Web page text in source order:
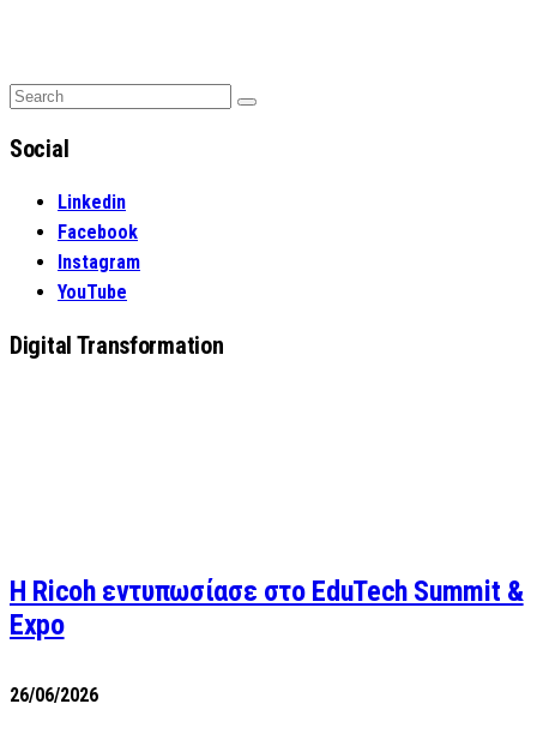
Search
Search
Social
Linkedin
Facebook
Instagram
YouTube
Digital Transformation
Η Ricoh εντυπωσίασε στο EduTech Summit &
Expo
26/06/2026